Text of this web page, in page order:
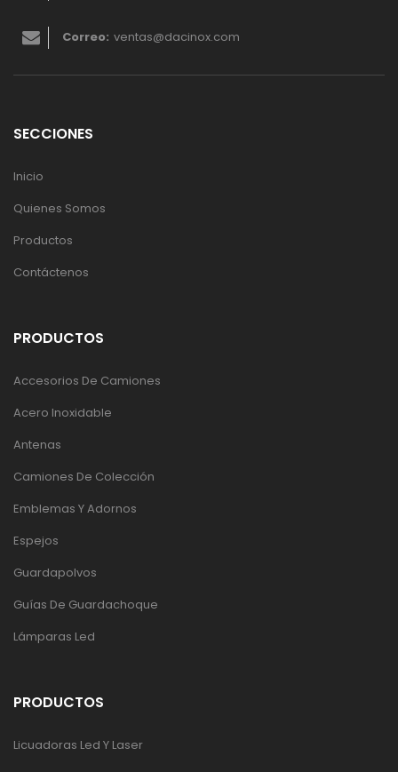
Correo: ventas@dacinox.com
SECCIONES
Inicio
Quienes Somos
Productos
Contáctenos
PRODUCTOS
Accesorios De Camiones
Acero Inoxidable
Antenas
Camiones De Colección
Emblemas Y Adornos
Espejos
Guardapolvos
Guías De Guardachoque
Lámparas Led
PRODUCTOS
Licuadoras Led Y Laser